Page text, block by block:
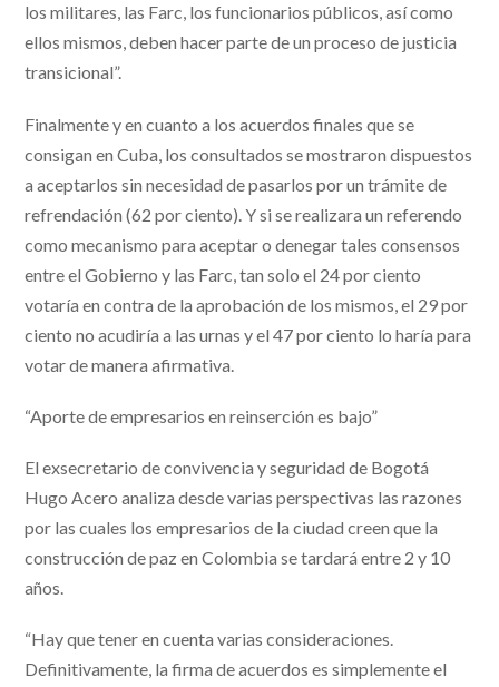
los militares, las Farc, los funcionarios públicos, así como
ellos mismos, deben hacer parte de un proceso de justicia
transicional”.
Finalmente y en cuanto a los acuerdos finales que se
consigan en Cuba, los consultados se mostraron dispuestos
a aceptarlos sin necesidad de pasarlos por un trámite de
refrendación (62 por ciento). Y si se realizara un referendo
como mecanismo para aceptar o denegar tales consensos
entre el Gobierno y las Farc, tan solo el 24 por ciento
votaría en contra de la aprobación de los mismos, el 29 por
ciento no acudiría a las urnas y el 47 por ciento lo haría para
votar de manera afirmativa.
“Aporte de empresarios en reinserción es bajo”
El exsecretario de convivencia y seguridad de Bogotá
Hugo Acero analiza desde varias perspectivas las razones
por las cuales los empresarios de la ciudad creen que la
construcción de paz en Colombia se tardará entre 2 y 10
años.
“Hay que tener en cuenta varias consideraciones.
Definitivamente, la firma de acuerdos es simplemente el